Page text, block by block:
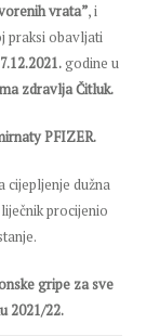
vrata”, i
praksi obavljati
godine u
zdravlja Čitluk.
PFIZER.
cijepljenje dužna
procijenio
gripe za sve
2021/22.